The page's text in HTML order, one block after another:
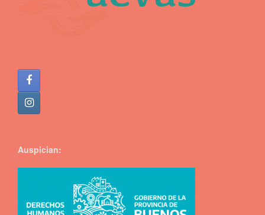
Auspician: